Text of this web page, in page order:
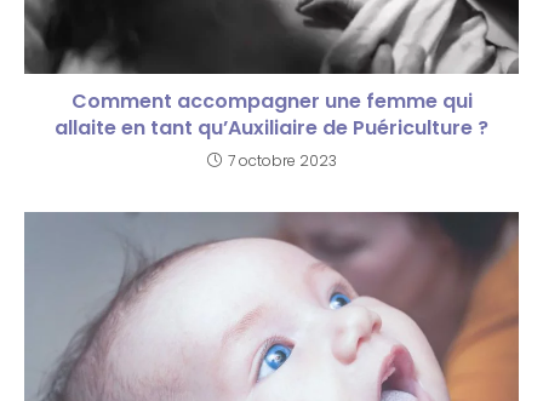
Comment accompagner une femme qui
allaite en tant qu’Auxiliaire de Puériculture ?
7 octobre 2023